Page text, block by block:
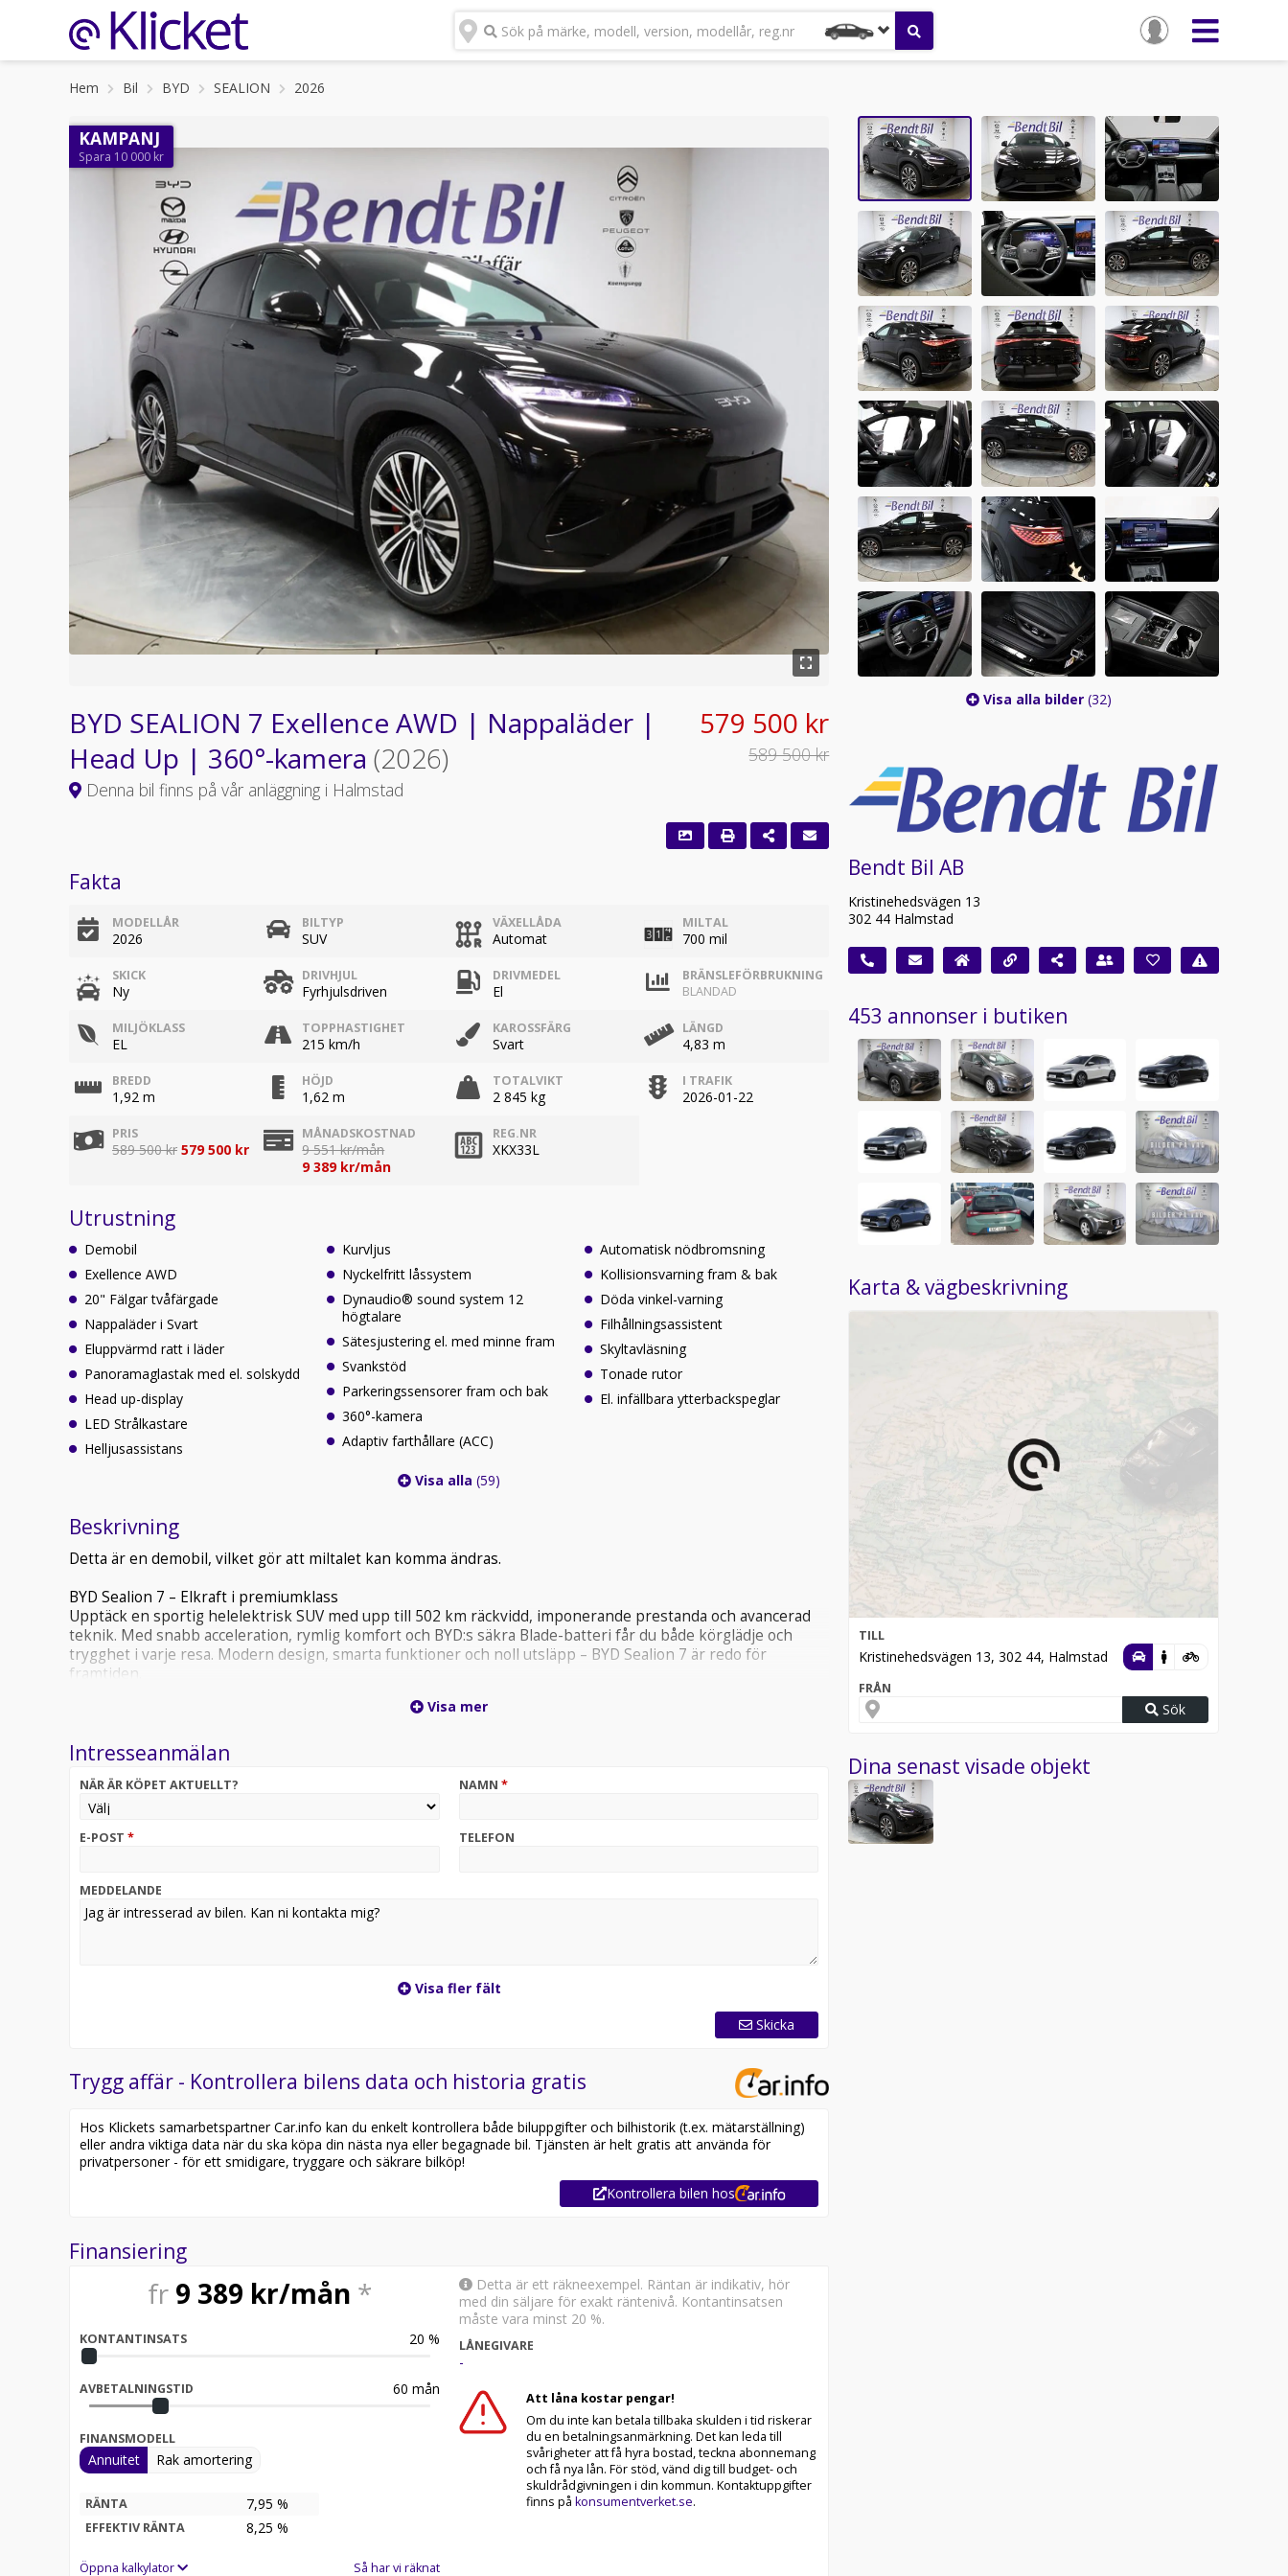
Sök på märke, modell, version, modellår, reg.nr
Hem Bil BYD SEALION 2026
KAMPANJ
Spara 10 000 kr
BYD SEALION 7 Exellence AWD | Nappaläder |
Head Up | 360°-kamera (2026)
Denna bil finns på vår anläggning i Halmstad
579 500 kr
589 500 kr
Fakta
MODELLÅR
2026
BILTYP
SUV
VÄXELLÅDA
Automat
MILTAL
700 mil
SKICK
Ny
DRIVHJUL
Fyrhjulsdriven
DRIVMEDEL
El
BRÄNSLEFÖRBRUKNING
BLANDAD
MILJÖKLASS
EL
TOPPHASTIGHET
215 km/h
KAROSSFÄRG
Svart
LÄNGD
4,83 m
BREDD
1,92 m
HÖJD
1,62 m
TOTALVIKT
2 845 kg
I TRAFIK
2026-01-22
PRIS
589 500 kr 579 500 kr
MÅNADSKOSTNAD
9 551 kr/mån
9 389 kr/mån
REG.NR
XKX33L
Utrustning
Demobil
Exellence AWD
20" Fälgar tvåfärgade
Nappaläder i Svart
Eluppvärmd ratt i läder
Panoramaglastak med el. solskydd
Head up-display
LED Strålkastare
Helljusassistans
Kurvljus
Nyckelfritt låssystem
Dynaudio® sound system 12
högtalare
Sätesjustering el. med minne fram
Svankstöd
Parkeringssensorer fram och bak
360°-kamera
Adaptiv farthållare (ACC)
Automatisk nödbromsning
Kollisionsvarning fram & bak
Döda vinkel-varning
Filhållningsassistent
Skyltavläsning
Tonade rutor
El. infällbara ytterbackspeglar
Visa alla(59)
Beskrivning
Detta är en demobil, vilket gör att miltalet kan komma ändras.
BYD Sealion 7 – Elkraft i premiumklass
Upptäck en sportig helelektrisk SUV med upp till 502 km räckvidd, imponerande prestanda och avancerad
teknik. Med snabb acceleration, rymlig komfort och BYD:s säkra Blade-batteri får du både körglädje och
trygghet i varje resa. Modern design, smarta funktioner och noll utsläpp – BYD Sealion 7 är redo för
framtiden.
GARANTIER:
SOC.
Vi byter gärna in din nuvarande bil.
Vid intresse kontakta Tobias Kron på tel 035 - 10 40 78 alt. Mail: tobias.kron@bendtbil.se
Visa mer
Intresseanmälan
NÄR ÄR KÖPET AKTUELLT? NAMN *
E-POST * TELEFON
MEDDELANDE
Visa fler fält
Skicka
Trygg affär - Kontrollera bilens data och historia gratis
Hos Klickets samarbetspartner Car.info kan du enkelt kontrollera både biluppgifter och bilhistorik (t.ex. mätarställning)
eller andra viktiga data när du ska köpa din nästa nya eller begagnade bil. Tjänsten är helt gratis att använda för
privatpersoner - för ett smidigare, tryggare och säkrare bilköp!
Kontrollera bilen hos
Finansiering
fr 9 389 kr/mån *
KONTANTINSATS 20 %
AVBETALNINGSTID 60 mån
FINANSMODELL
Annuitet Rak amortering
RÄNTA 7,95 %
EFFEKTIV RÄNTA 8,25 %
Öppna kalkylator Så har vi räknat
Detta är ett räkneexempel. Räntan är indikativ, hör
med din säljare för exakt räntenivå. Kontantinsatsen
måste vara minst 20 %.
LÅNEGIVARE
-
Att låna kostar pengar!
Om du inte kan betala tillbaka skulden i tid riskerar
du en betalningsanmärkning. Det kan leda till
svårigheter att få hyra bostad, teckna abonnemang
och få nya lån. För stöd, vänd dig till budget- och
skuldrådgivningen i din kommun. Kontaktuppgifter
finns på konsumentverket.se.
Visa alla bilder (32)
Bendt Bil AB
Kristinehedsvägen 13
302 44 Halmstad
453 annonser i butiken
Karta & vägbeskrivning
TILL
Kristinehedsvägen 13, 302 44, Halmstad
FRÅN
Sök
Dina senast visade objekt